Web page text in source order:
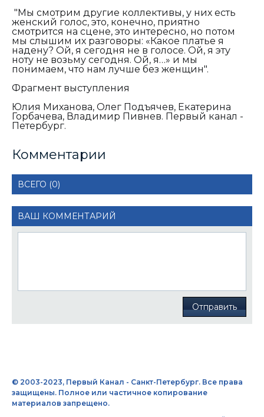
"Мы смотрим другие коллективы, у них есть
женский голос, это, конечно, приятно
смотрится на сцене, это интересно, но потом
мы слышим их разговоры: «Какое платье я
надену? Ой, я сегодня не в голосе. Ой, я эту
ноту не возьму сегодня. Ой, я…» и мы
понимаем, что нам лучше без женщин".
Фрагмент выступления
Юлия Миханова, Олег Подъячев, Екатерина
Горбачева, Владимир Пивнев. Первый канал -
Петербург.
Комментарии
ВСЕГО (0)
ВАШ КОММЕНТАРИЙ
Отправить
© 2003-2023, Первый Канал - Санкт-Петербург. Все права
защищены. Полное или частичное копирование
материалов запрещено.